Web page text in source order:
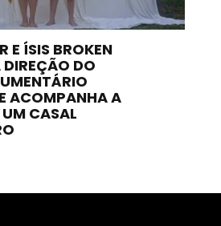
E ÍSIS BROKEN
DIREÇÃO DO
ACOMPANHA A
CASAL